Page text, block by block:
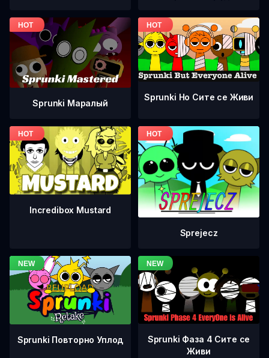
Sprunki Маралый
Sprunki Но Сите се Живи
Incredibox Mustard
Sprejecz
Sprunki Повторно Уплод
Sprunki Фаза 4 Сите се
Живи